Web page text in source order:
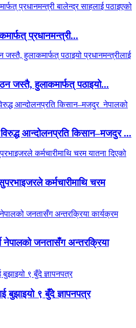
प्रधानमन्त्री...
जस्तै, हुलाकमार्फत् पठाइयो...
विरुद्ध आन्दोलनप्रति किसान–मजदुर ...
कर्मचारीमाथि चरम
नेपालको जनतासँग अन्तरक्रिया
बुझाइयो ९ बुँदे ज्ञापनपत्र